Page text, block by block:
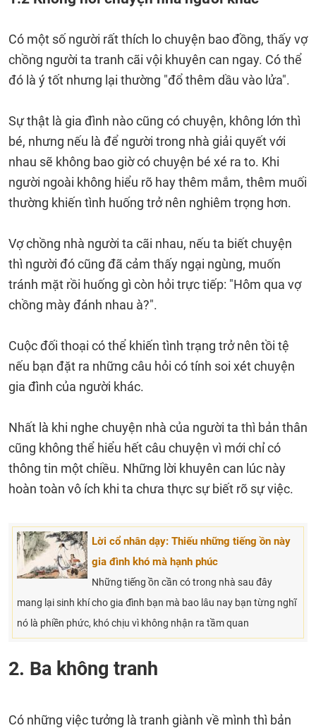
Có một số người rất thích lo chuyện bao đồng, thấy vợ
chồng người ta tranh cãi vội khuyên can ngay. Có thể
đó là ý tốt nhưng lại thường "đổ thêm dầu vào lửa".
Sự thật là gia đình nào cũng có chuyện, không lớn thì
bé, nhưng nếu là để người trong nhà giải quyết với
nhau sẽ không bao giờ có chuyện bé xé ra to. Khi
người ngoài không hiểu rõ hay thêm mắm, thêm muối
thường khiến tình huống trở nên nghiêm trọng hơn.
Vợ chồng nhà người ta cãi nhau, nếu ta biết chuyện
thì người đó cũng đã cảm thấy ngại ngùng, muốn
tránh mặt rồi huống gì còn hỏi trực tiếp: "Hôm qua vợ
chồng mày đánh nhau à?".
Cuộc đối thoại có thể khiến tình trạng trở nên tồi tệ
nếu bạn đặt ra những câu hỏi có tính soi xét chuyện
gia đình của người khác.
Nhất là khi nghe chuyện nhà của người ta thì bản thân
cũng không thể hiểu hết câu chuyện vì mới chỉ có
thông tin một chiều. Những lời khuyên can lúc này
hoàn toàn vô ích khi ta chưa thực sự biết rõ sự việc.
Lời cổ nhân dạy: Thiếu những tiếng ồn này
gia đình khó mà hạnh phúc
Những tiếng ồn cần có trong nhà sau đây
mang lại sinh khí cho gia đình bạn mà bao lâu nay bạn từng nghĩ
nó là phiền phức, khó chịu vì không nhận ra tầm quan
2. Ba không tranh
Có những việc tưởng là tranh giành về mình thì bản